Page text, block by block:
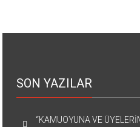
SON YAZILAR
“KAMUOYUNA VE